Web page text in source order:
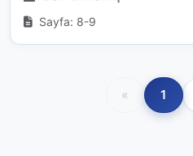
Sayfa: 8-9
« 1